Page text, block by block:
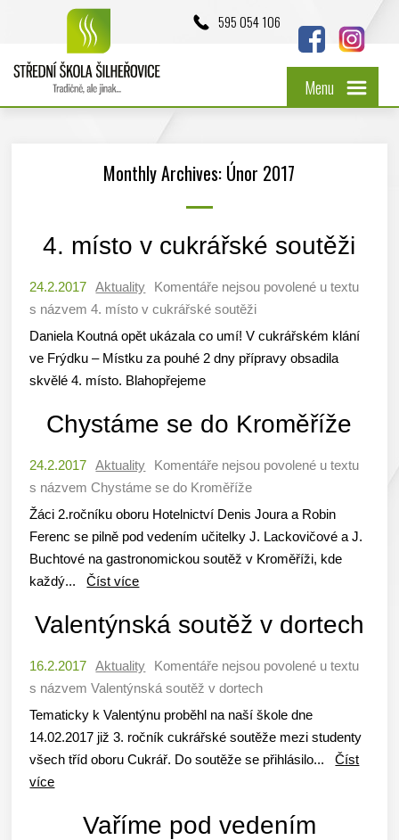
595 054 106
Menu
Monthly Archives: Únor 2017
4. místo v cukrářské soutěži
24.2.2017 Aktuality Komentáře nejsou povolené u textu
s názvem 4. místo v cukrářské soutěži
Daniela Koutná opět ukázala co umí! V cukrářském klání
ve Frýdku – Místku za pouhé 2 dny přípravy obsadila
skvělé 4. místo. Blahopřejeme
Chystáme se do Kroměříže
24.2.2017 Aktuality Komentáře nejsou povolené u textu
s názvem Chystáme se do Kroměříže
Žáci 2.ročníku oboru Hotelnictví Denis Joura a Robin
Ferenc se pilně pod vedením učitelky J. Lackovičové a J.
Buchtové na gastronomickou soutěž v Kroměříži, kde
každý...Číst více
Valentýnská soutěž v dortech
16.2.2017 Aktuality Komentáře nejsou povolené u textu
s názvem Valentýnská soutěž v dortech
Tematicky k Valentýnu proběhl na naší škole dne
14.02.2017 již 3. ročník cukrářské soutěže mezi studenty
všech tříd oboru Cukrář. Do soutěže se přihlásilo...Číst
více
Vaříme pod vedením